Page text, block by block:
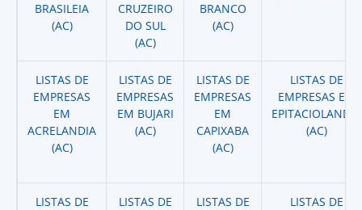
BRASILEIA
(AC)
CRUZEIRO
DO SUL
(AC)
BRANCO
(AC)
LISTAS DE
EMPRESAS
EM
ACRELANDIA
(AC)
LISTAS DE
EMPRESAS
EM BUJARI
(AC)
LISTAS DE
EMPRESAS
EM
CAPIXABA
(AC)
LISTAS DE
EMPRESAS EM
EPITACIOLANDIA
(AC)
LISTAS DE
LISTAS DE
LISTAS DE
LISTAS DE